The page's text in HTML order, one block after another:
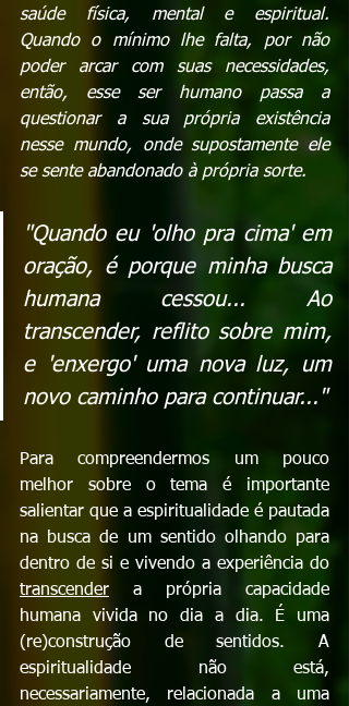
saúde física, mental e espiritual.
Quando o mínimo lhe falta, por não
poder arcar com suas necessidades,
então, esse ser humano passa a
questionar a sua própria existência
nesse mundo, onde supostamente ele
se sente abandonado à própria sorte.
"Quando eu 'olho pra cima' em
oração, é porque minha busca
humana cessou... Ao
transcender, reflito sobre mim,
e 'enxergo' uma nova luz, um
novo caminho para continuar..."
Para compreendermos um pouco
melhor sobre o tema é importante
salientar que a espiritualidade é pautada
na busca de um sentido olhando para
transcender a própria capacidade
humana vivida no dia a dia. É uma
(re)construção de sentidos. A
espiritualidade não está,
necessariamente, relacionada a uma